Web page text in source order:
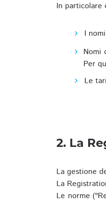
In particolare
I
Nomi
Per
Le
2. La
La gestione
La
Le norme